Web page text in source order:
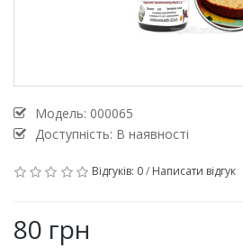
Модель: 000065
Доступність: В наявності
Відгуків: 0/ Написати відгук
80 грн